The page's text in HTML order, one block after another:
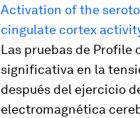
Activation of the
cingulate cortex
Las pruebas de Profile
significativa en la
después del ejercicio
electromagnética